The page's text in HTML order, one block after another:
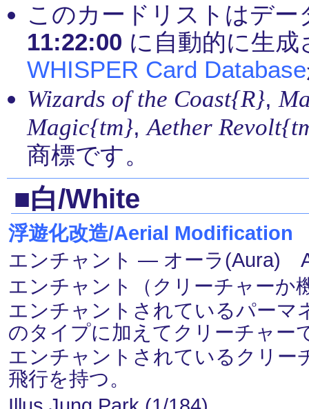
このカードリストはデ
11:22:00 に自動的に生
WHISPER Card Database
Wizards of the Coast{R},
Magic{tm}, Aether
商標です。
■白/White
浮遊化改造/Aerial Modification
エンチャント ― オーラ(Aura)
エンチャント（クリーチャーか
エンチャントされているパーマ
のタイプに加えてクリーチャー
エンチャントされているクリー
飛行を持つ。